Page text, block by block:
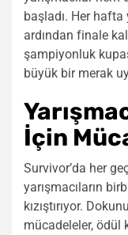
başladı. Her hafta
ardından finale
şampiyonluk
büyük bir merak
İçin
Survivor’da her
yarışmacıların
kızıştırıyor.
mücadeleler, ödül